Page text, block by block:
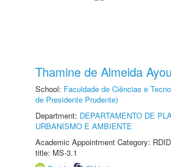
Thamine de Almeida
School: Faculdade de Ciências e
de Presidente Prudente)
Department: DEPARTAMENTO DE
URBANISMO E AMBIENTE
Academic Appointment Category:
title: MS-3.1